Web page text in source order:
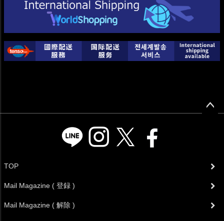
TOP
Mail Magazine ( 登録 )
Mail Magazine ( 解除 )